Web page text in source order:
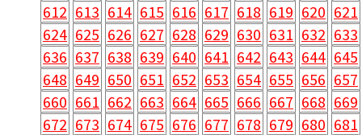
612 613 614 615 616 617 618 619 620 621
624 625 626 627 628 629 630 631 632 633
636 637 638 639 640 641 642 643 644 645
648 649 650 651 652 653 654 655 656 657
660 661 662 663 664 665 666 667 668 669
672 673 674 675 676 677 678 679 680 681